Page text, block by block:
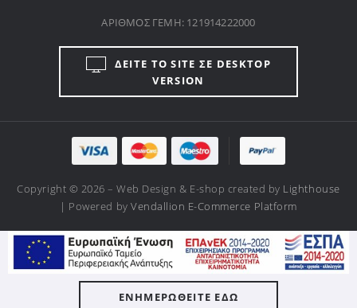
ΔΕΙΤΕ ΤΟ SITE ΣΕ DESKTOP
VERSION
ΑΡΙΘΜΟΣ ΓΕΜΗ: 121914222000
Copyright © 2026 – Web Design & E-shop created by Lighthouse
| Powered byVendallion E-Commerce Platform
ΕΝΗΜΕΡΩΘΕΙΤΕ ΕΔΩ